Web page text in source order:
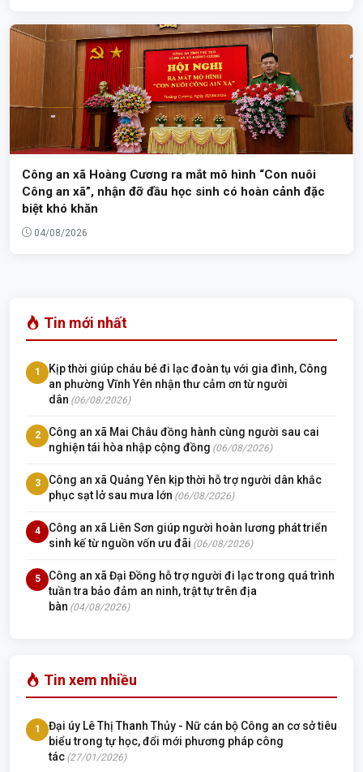
Công an xã Hoàng Cương ra mắt mô hình “Con nuôi
Công an xã”, nhận đỡ đầu học sinh có hoàn cảnh đặc
biệt khó khăn
04/08/2026
Tin mới nhất
1
Kịp thời giúp cháu bé đi lạc đoàn tụ với gia đình, Công
an phường Vĩnh Yên nhận thư cảm ơn từ người
dân (06/08/2026)
2
Công an xã Mai Châu đồng hành cùng người sau cai
nghiện tái hòa nhập cộng đồng (06/08/2026)
3
Công an xã Quảng Yên kịp thời hỗ trợ người dân khắc
phục sạt lở sau mưa lớn (06/08/2026)
4
Công an xã Liên Sơn giúp người hoàn lương phát triển
sinh kế từ nguồn vốn ưu đãi (06/08/2026)
5
Công an xã Đại Đồng hỗ trợ người đi lạc trong quá trình
tuần tra bảo đảm an ninh, trật tự trên địa
bàn (04/08/2026)
Tin xem nhiều
1
Đại úy Lê Thị Thanh Thủy - Nữ cán bộ Công an cơ sở tiêu
biểu trong tự học, đổi mới phương pháp công
tác (27/01/2026)